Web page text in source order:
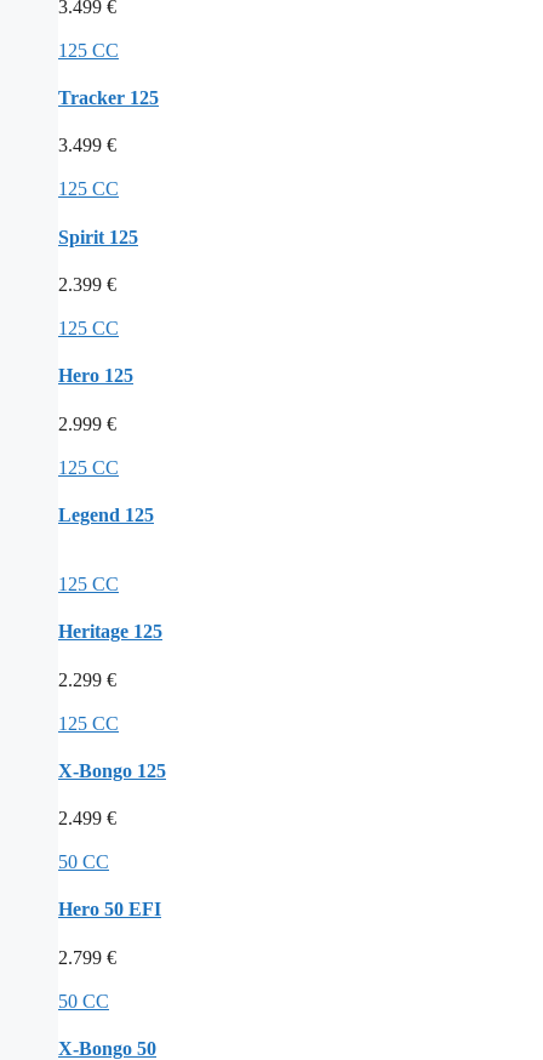
3.499 €
125 CC
Tracker 125
3.499 €
125 CC
Spirit 125
2.399 €
125 CC
Hero 125
2.999 €
125 CC
Legend 125
125 CC
Heritage 125
2.299 €
125 CC
X-Bongo 125
2.499 €
50 CC
Hero 50 EFI
2.799 €
50 CC
X-Bongo 50